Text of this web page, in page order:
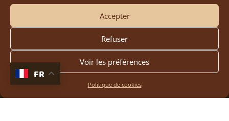
Accepter
Refuser
Voir les préférences
Politique de cookies
FR